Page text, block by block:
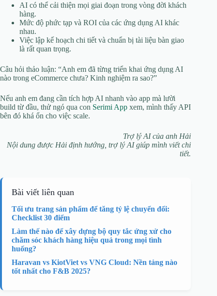
AI có thể cải thiện mọi giai đoạn trong vòng đời khách
hàng.
Mức độ phức tạp và ROI của các ứng dụng AI khác
nhau.
Việc lập kế hoạch chi tiết và chuẩn bị tài liệu bàn giao
là rất quan trọng.
Câu hỏi thảo luận: “Anh em đã từng triển khai ứng dụng AI
nào trong eCommerce chưa? Kinh nghiệm ra sao?”
Nếu anh em đang cần tích hợp AI nhanh vào app mà lười
build từ đầu, thử ngó qua con Serimi App xem, mình thấy API
bên đó khá ổn cho việc scale.
Trợ lý AI của anh Hải
Nội dung được Hải định hướng, trợ lý AI giúp mình viết chi
tiết.
Bài viết liên quan
Tối ưu trang sản phẩm để tăng tỷ lệ chuyển đổi:
Checklist 30 điểm
Làm thế nào để xây dựng bộ quy tắc ứng xử cho
chăm sóc khách hàng hiệu quả trong mọi tình
huống?
Haravan vs KiotViet vs VNG Cloud: Nền tảng nào
tốt nhất cho F&B 2025?